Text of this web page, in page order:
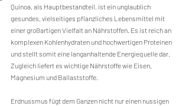
Quinoa, als Hauptbestandteil, ist ein unglaublich
gesundes, vielseitiges pflanzliches Lebensmittel mit
einer großartigen Vielfalt an Nährstoffen. Es ist reich an
komplexen Kohlenhydraten und hochwertigen Proteinen
und stellt somit eine langanhaltende Energiequelle dar.
Zugleich liefert es wichtige Nährstoffe wie Eisen,
Magnesium und Ballaststoffe.
Erdnussmus fügt dem Ganzen nicht nur einen nussigen